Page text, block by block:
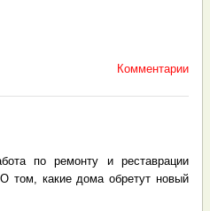
Комментарии
по ремонту и реставрации
том, какие дома обретут новый